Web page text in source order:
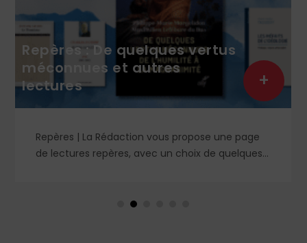
Repères : De quelques vertus
méconnues et autres
lectures
Repères | La Rédaction vous propose une page
de lectures repères, avec un choix de quelques
+